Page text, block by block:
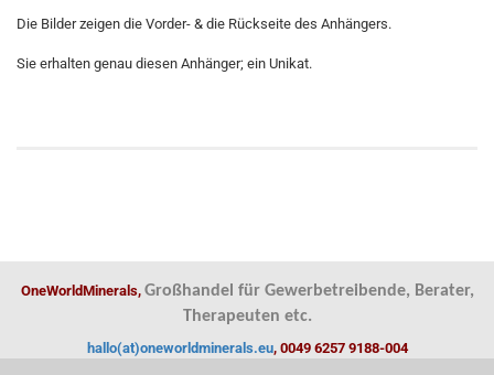
Die Bilder zeigen die Vorder- & die Rückseite des Anhängers.
Sie erhalten genau diesen Anhänger; ein Unikat.
OneWorldMinerals, Großhandel für Gewerbetreibende, Berater,
Therapeuten etc.
hallo(at)oneworldminerals.eu, 0049 6257 9188-004